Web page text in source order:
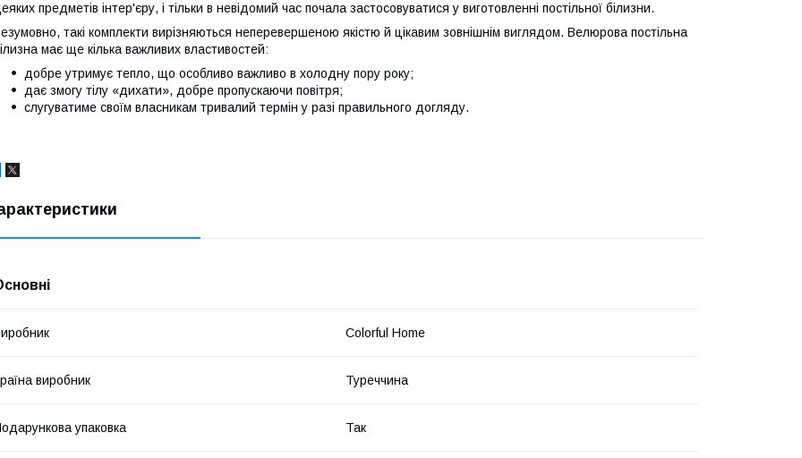
предметів інтер'єру, і тільки в невідомий час почала застосовуватися у виготовленні постільної білизни.
такі комплекти вирізняються неперевершеною якістю й цікавим зовнішнім виглядом. Велюрова постільна
має ще кілька важливих властивостей:
добре утримує тепло, що особливо важливо в холодну пору року;
дає змогу тілу «дихати», добре пропускаючи повітря;
слугуватиме своїм власникам тривалий термін у разі правильного догляду.
Colorful Home
виробник Туреччина
упаковка Так